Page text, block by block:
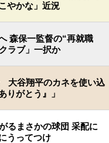
やかな」近況
森保一監督の“再就職
ラブ」一択か
大谷翔平のカネを使い込
りがとう』」
るまさかの球団 采配に
うってつけ